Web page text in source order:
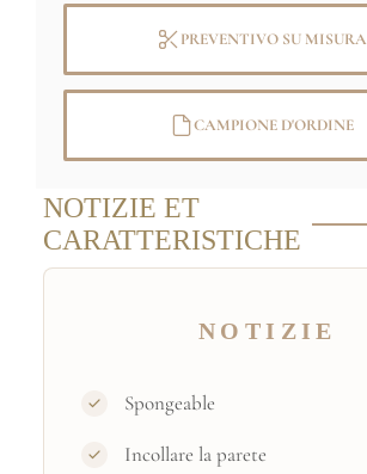
Lewandowski
PREVENTIVO SU MISURA
CAMPIONE D'ORDINE
NOTIZIE ET
CARATTERISTICHE
NOTIZIE
Spongeable
Incollare la parete